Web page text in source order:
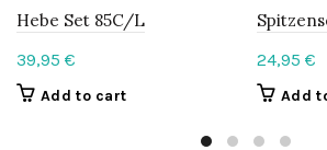
Hebe Set 85C/L
39,95 €
Add to cart
24,95 €
Add